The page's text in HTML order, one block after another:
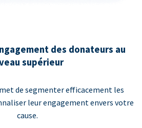
des donateurs au
supérieur
de segmenter efficacement les
leur engagement envers votre
cause.